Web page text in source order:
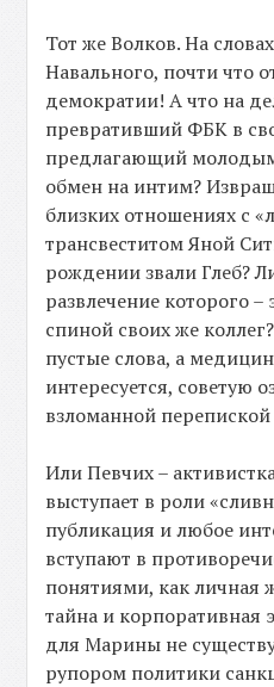
Тот же Волков. На
Навального, почти что
демократии! А что на
превративший ФБК в
предлагающий
обмен на интим?
близких отношениях с
трансвеститом Яной
рождении звали Глеб?
развлечение которого –
спиной своих же
пустые слова, а
интересуется, советую
взломанной
Или Певчих –
выступает в роли
публикация и любое
вступают в
понятиями, как личная
тайна и корпоративная
для Марины не
рупором политики